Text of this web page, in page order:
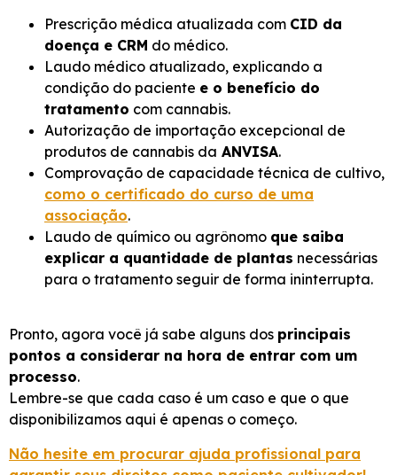
Prescrição médica atualizada com CID da
doença e CRM do médico.
Laudo médico atualizado, explicando a
condição do paciente e o benefício do
tratamento com cannabis.
Autorização de importação excepcional de
produtos de cannabis da ANVISA.
Comprovação de capacidade técnica de cultivo,
como o certificado do curso de uma
associação.
Laudo de químico ou agrônomo que saiba
explicar a quantidade de plantas necessárias
para o tratamento seguir de forma ininterrupta.
Pronto, agora você já sabe alguns dos principais
pontos a considerar na hora de entrar com um
processo.
Lembre-se que cada caso é um caso e que o que
disponibilizamos aqui é apenas o começo.
Não hesite em procurar ajuda profissional para